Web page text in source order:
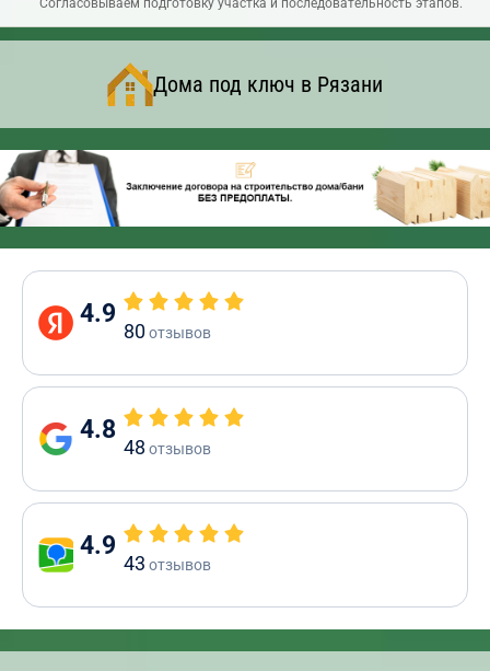
Согласовываем подготовку участка и последовательность этапов.
Дома под ключ в Рязани
4.9
80отзывов
4.8
48 отзывов
4.9
43 отзывов